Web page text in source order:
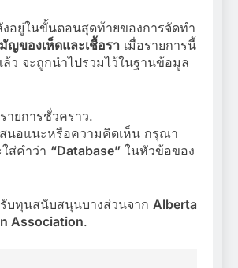
อยู่ในขั้นตอนสุดท้ายของการจัดทำ
ญของเห็ดและเชื้อรา เมื่อรายการนี้
ว จะถูกนำไปรวมไว้ในฐานข้อมูล
ายการชั่วคราว.
นอแนะหรือความคิดเห็น กรุณา
ส่คำว่า “Database” ในหัวข้อของ
บทุนสนับสนุนบางส่วนจาก Alberta
Association.